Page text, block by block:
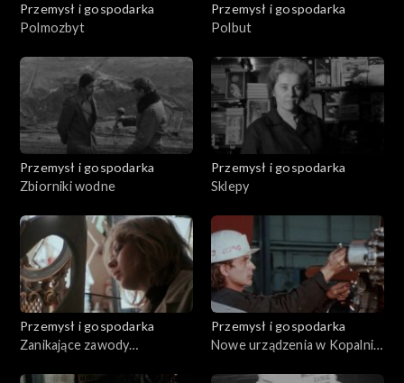
Przemysł i gospodarka
Polmozbyt
Przemysł i gospodarka
Polbut
Przemysł i gospodarka
Zbiorniki wodne
Przemysł i gospodarka
Sklepy
Przemysł i gospodarka
Zanikające zawody
Przemysł i gospodarka
Nowe urządzenia w Kopalni